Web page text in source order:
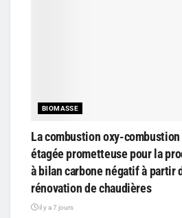
BIOMASSE
La combustion oxy-
étagée prometteuse pour la
à bilan carbone négatif à partir
rénovation de chaudières
il y a 7 jours